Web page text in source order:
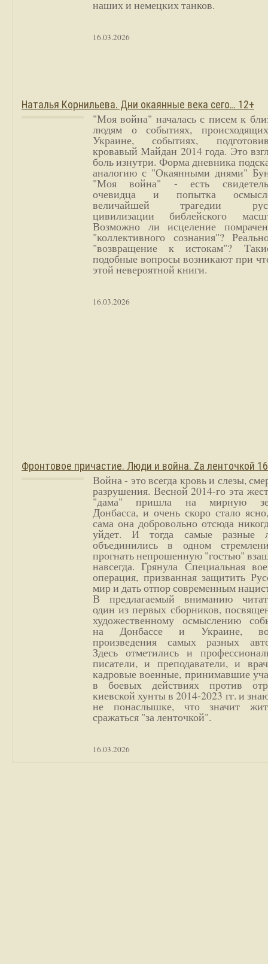
наших и немецких танков.
16.03.2026
Наталья Корнильева. Дни окаянные века сего… 12+
"Моя война" началась с писем к
людям о событиях,
Украине, событиях,
кровавый Майдан 2014 года. Это
боль изнутри. Форма дневника
аналогию с "Окаянными днями"
"Моя война" - есть
очевидца и попытка
величайшей трагедии
цивилизации библейского
Возможно ли исцеление
"коллективного сознания"?
"возвращение к истокам"?
подобные вопросы возникают при
этой невероятной книги.
16.03.2026
Фронтовое причастие. Люди и война. Zа ленточкой
Война - это всегда кровь и слезы,
разрушения. Весной 2014-го эта
"дама" пришла на мирную
Донбасса, и очень скоро стало
сама она добровольно отсюда
уйдет. И тогда самые разные
объединились в одном
прогнать непрошенную "гостью"
навсегда. Грянула Специальная
операция, призванная защитить
мир и дать отпор современным
В предлагаемый вниманию
один из первых сборников,
художественному осмыслению
на Донбассе и Украине,
произведения самых разных
Здесь отметились и
писатели, и преподаватели, и
кадровые военные, принимавшие
в боевых действиях против
киевской хунты в 2014-2023 гг. и
не понаслышке, что значит
сражаться "за ленточкой".
16.03.2026